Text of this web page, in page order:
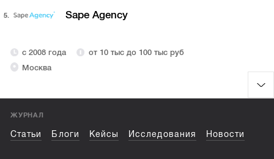
5. Sape Agency
с 2008 года
от 10 тыс до 100 тыс руб
Москва
ЖУРНАЛ
Статьи Блоги Кейсы Исследования Новости